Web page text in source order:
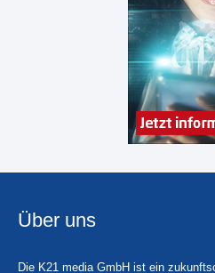
Über uns
Die K21 media GmbH ist ein